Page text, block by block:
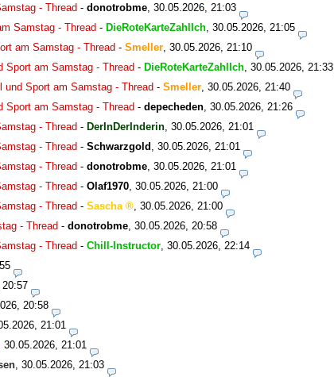
- Thread - donotrobme 30.05.2026, 21:03
Samstag - Thread - DieRoteKarteZahlIch 30.05.2026, 21:05
am Samstag - Thread - Smeller 30.05.2026, 21:10
Sport am Samstag - Thread - DieRoteKarteZahlIch 30.05.2026, 21:33
und Sport am Samstag - Thread - Smeller 30.05.2026, 21:40
Sport am Samstag - Thread - depecheden 30.05.2026, 21:26
- Thread - DerInDerInderin 30.05.2026, 21:01
- Thread - Schwarzgold
30.05.2026, 21:01
- Thread - donotrobme 30.05.2026, 21:01
- Thread - Olaf1970 30.05.2026, 21:00
- Thread - Sascha
30.05.2026, 21:00
- Thread - donotrobme 30.05.2026, 20:58
- Thread - Chill-Instructor 30.05.2026, 22:14
20:58
21:01
30.05.2026, 21:01
30.05.2026, 21:03